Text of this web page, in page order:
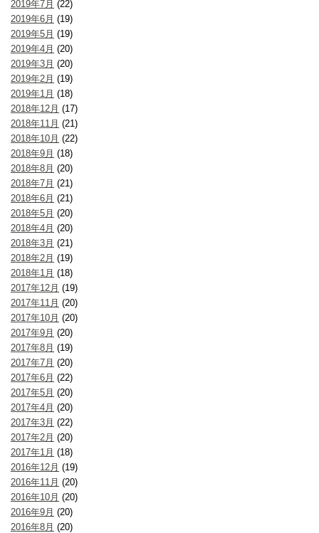
2019年7月 (22)
2019年6月 (19)
2019年5月 (19)
2019年4月 (20)
2019年3月 (20)
2019年2月 (19)
2019年1月 (18)
2018年12月 (17)
2018年11月 (21)
2018年10月 (22)
2018年9月 (18)
2018年8月 (20)
2018年7月 (21)
2018年6月 (21)
2018年5月 (20)
2018年4月 (20)
2018年3月 (21)
2018年2月 (19)
2018年1月 (18)
2017年12月 (19)
2017年11月 (20)
2017年10月 (20)
2017年9月 (20)
2017年8月 (19)
2017年7月 (20)
2017年6月 (22)
2017年5月 (20)
2017年4月 (20)
2017年3月 (22)
2017年2月 (20)
2017年1月 (18)
2016年12月 (19)
2016年11月 (20)
2016年10月 (20)
2016年9月 (20)
2016年8月 (20)